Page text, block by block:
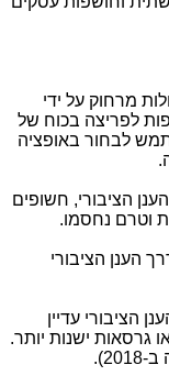
מרחוק על ידי
לפריצה בכוח של
לבחור באופציה
הציבורי, חשופים
וטרם נחסמו.
הענן הציבורי
הציבורי עדיין
1.1 או גרסאות ישנות יותר.